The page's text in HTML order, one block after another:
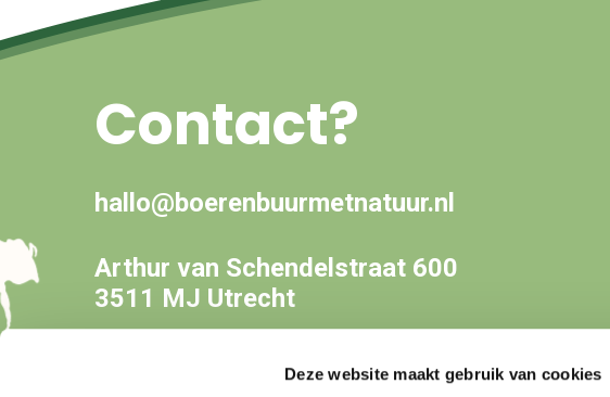
Deze website maakt gebruik van cookies
Contact?
hallo@boerenbuurmetnatuur.nl
Arthur van Schendelstraat 600
3511 MJ Utrecht